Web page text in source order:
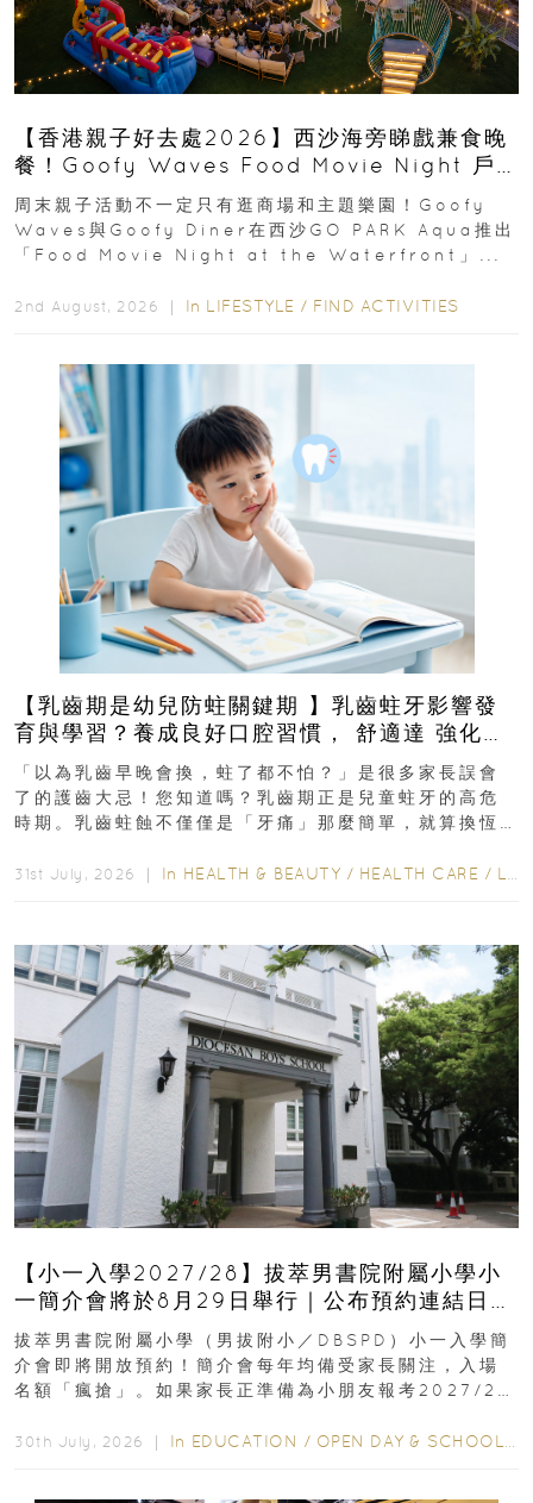
【香港親子好去處2026】西沙海旁睇戲兼食晚
餐！Goofy Waves Food Movie Night 戶
外影院逢週末登場
周末親子活動不一定只有逛商場和主題樂園！Goofy
Waves與Goofy Diner在西沙GO PARK Aqua推出
「Food Movie Night at the Waterfront」...
2nd August, 2026 ｜ In LIFESTYLE / FIND ACTIVITIES
【乳齒期是幼兒防蛀關鍵期 】乳齒蛀牙影響發
育與學習？養成良好口腔習慣， 舒適達 強化琺
瑯質 兒童牙膏防護指南
「以為乳齒早晚會換，蛀了都不怕？」是很多家長誤會
了的護齒大忌！您知道嗎？乳齒期正是兒童蛀牙的高危
時期。乳齒蛀蝕不僅僅是「牙痛」那麼簡單，就算換恆
31st July, 2026 ｜ In HEALTH & BEAUTY / HEALTH CARE / LIFESTYLE
【小一入學2027/28】拔萃男書院附屬小學小
一簡介會將於8月29日舉行｜公布預約連結日期
｜更設有網上重溫
拔萃男書院附屬小學（男拔附小／DBSPD）小一入學簡
介會即將開放預約！簡介會每年均備受家長關注，入場
名額「瘋搶」。如果家長正準備為小朋友報考2027/28
30th July, 2026 ｜ In EDUCATION / OPEN DAY & SCHOOL EVENTS